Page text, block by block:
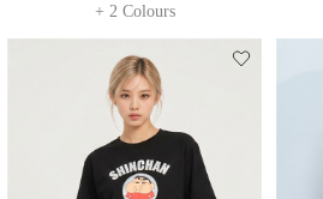
+ 2 Colours